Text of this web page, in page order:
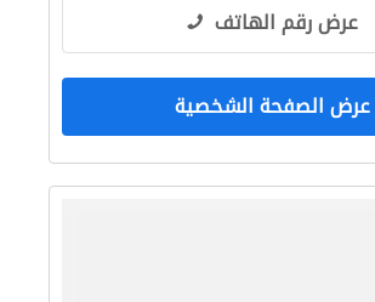
عرض رقم الهاتف
عرض الصفحة الشخصية